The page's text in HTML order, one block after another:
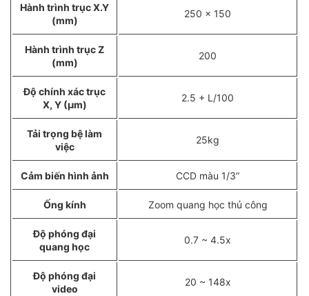
Hành trình trục X.Y
(mm)
250 x 150
Hành trình trục Z
(mm)
200
Độ chính xác trục
X, Y (µm)
2.5 + L/100
Tải trọng bệ làm
việc
25kg
Cảm biến hình ảnh CCD màu 1/3”
Ống kính Zoom quang học thủ công
Độ phóng đại
quang học
0.7 ~ 4.5x
Độ phóng đại
video
20 ~ 148x